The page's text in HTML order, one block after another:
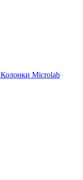
Колонки Microlab